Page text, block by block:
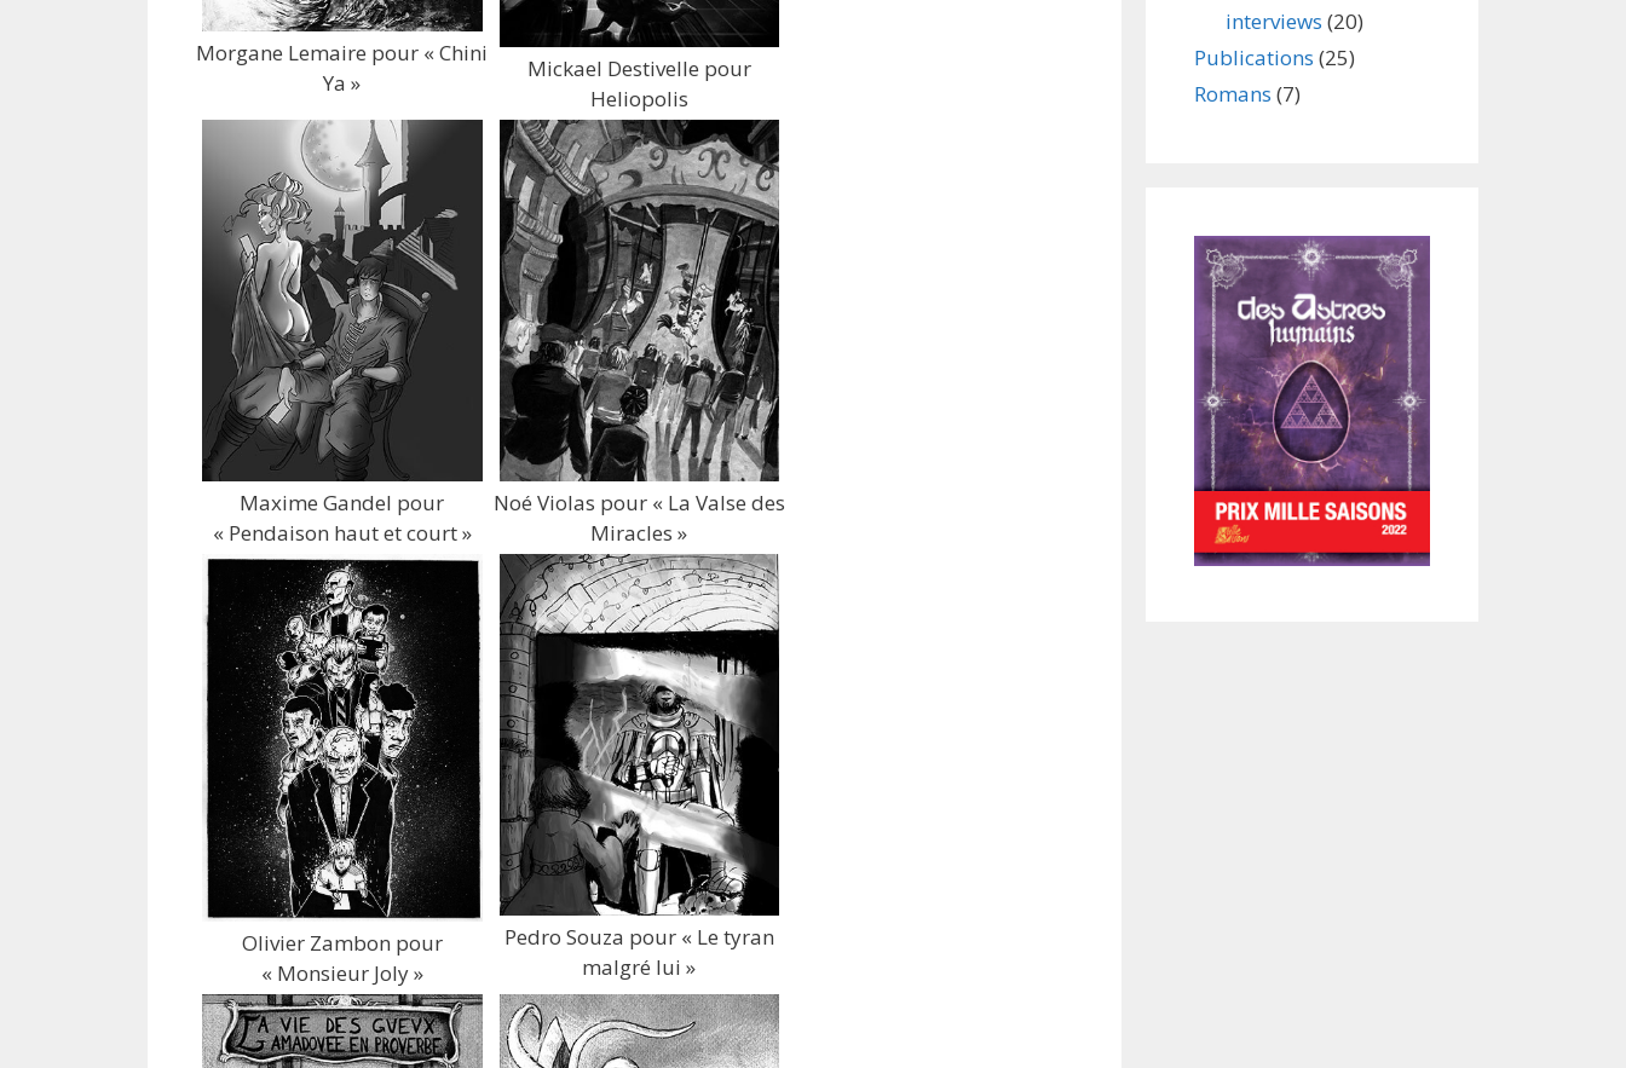
Morgane Lemaire pour « Chini
Ya »
Mickael Destivelle pour
Heliopolis
Maxime Gandel pour
« Pendaison haut et court »
Noé Violas pour « La Valse des
Miracles »
Olivier Zambon pour
« Monsieur Joly »
Pedro Souza pour « Le tyran
malgré lui »
interviews (20)
Publications (25)
Romans (7)